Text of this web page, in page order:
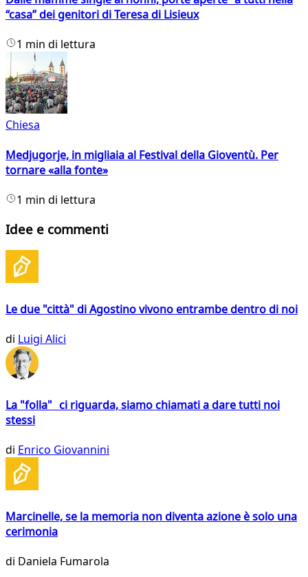
“casa” dei genitori di Teresa di Lisieux
1 min di lettura
Chiesa
Medjugorje, in migliaia al Festival della Gioventù. Per
tornare «alla fonte»
1 min di lettura
Idee e commenti
Le due "città" di Agostino vivono entrambe dentro di noi
di Luigi Alici
La "folla" ci riguarda, siamo chiamati a dare tutti noi
stessi
di Enrico Giovannini
Marcinelle, se la memoria non diventa azione è solo una
cerimonia
di Daniela Fumarola